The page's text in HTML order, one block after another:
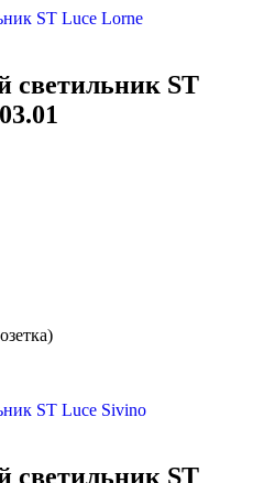
светильник ST
светильник ST